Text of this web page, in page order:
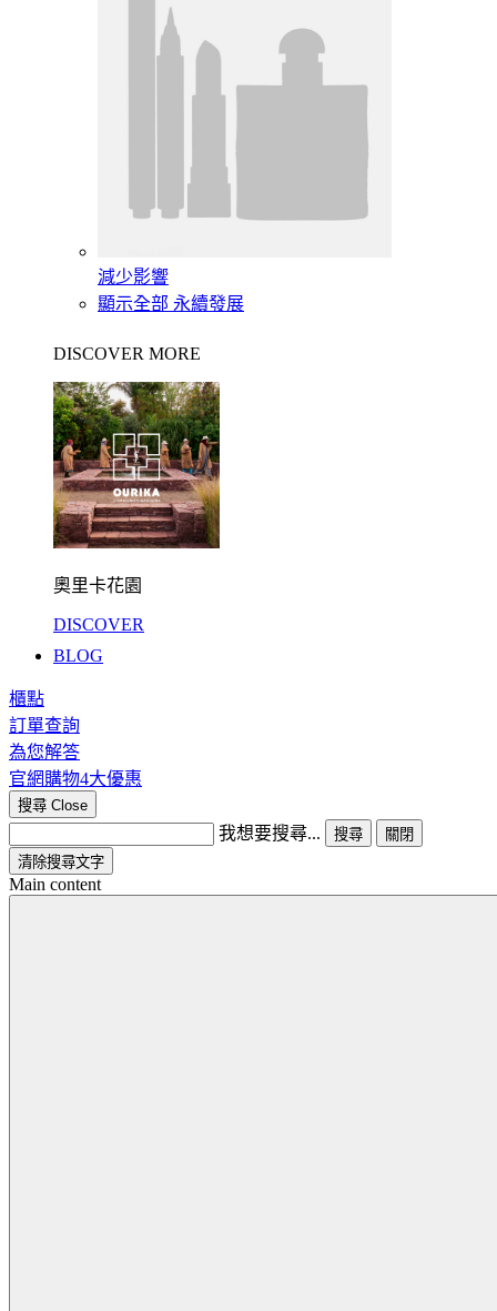
減少影響
顯示全部 永續發展
DISCOVER MORE
奧里卡花園
DISCOVER
BLOG
櫃點
訂單查詢
為您解答
官網購物4大優惠
搜尋 Close
我想要搜尋... 搜尋
關閉
清除搜尋文字
Main content